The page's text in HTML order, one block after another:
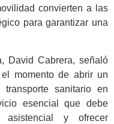
convierten a las
para garantizar una
David Cabrera, señaló
momento de abrir un
sanitario en
esencial que debe
asistencial y ofrecer